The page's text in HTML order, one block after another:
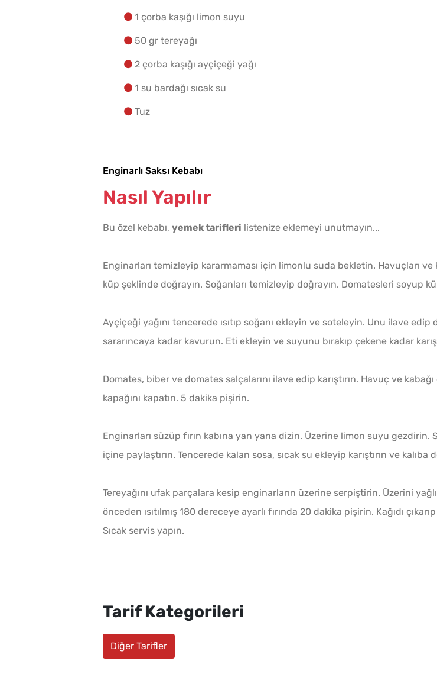
1 çorba kaşığı limon suyu
50 gr tereyağı
2 çorba kaşığı ayçiçeği yağı
1 su bardağı sıcak su
Tuz
Enginarlı Saksı Kebabı
Nasıl Yapılır
Bu özel kebabı, yemek tarifleri listenize eklemeyi unutmayın...
Enginarları temizleyip kararmaması için limonlu suda bekletin. Havuçları ve
küp şeklinde doğrayın. Soğanları temizleyip doğrayın. Domatesleri soyup
Ayçiçeği yağını tencerede ısıtıp soğanı ekleyin ve soteleyin. Unu ilave edip
sararıncaya kadar kavurun. Eti ekleyin ve suyunu bırakıp çekene kadar
Domates, biber ve domates salçalarını ilave edip karıştırın. Havuç ve
kapağını kapatın. 5 dakika pişirin.
Enginarları süzüp fırın kabına yan yana dizin. Üzerine limon suyu gezdirin.
içine paylaştırın. Tencerede kalan sosa, sıcak su ekleyip karıştırın ve kalıba
Tereyağını ufak parçalara kesip enginarların üzerine serpiştirin. Üzerini
önceden ısıtılmış 180 dereceye ayarlı fırında 20 dakika pişirin. Kağıdı
Sıcak servis yapın.
Tarif Kategorileri
Diğer Tarifler